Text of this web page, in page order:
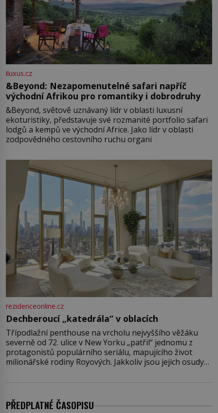
iluxus.cz
&Beyond: Nezapomenutelné safari napříč
východní Afrikou pro romantiky i dobrodruhy
&Beyond, světově uznávaný lídr v oblasti luxusní
ekoturistiky, představuje své rozmanité portfolio safari
lodgů a kempů ve východní Africe. Jako lídr v oblasti
zodpovědného cestovního ruchu organi
rezidenceonline.cz
Dechberoucí „katedrála“ v oblacích
Třípodlažní penthouse na vrcholu nejvyššího věžáku
severně od 72. ulice v New Yorku „patřil“ jednomu z
protagonistů populárního seriálu, mapujícího život
milionářské rodiny Royových. Jakkoliv jsou jejich osudy
jenom jednou z nemovitostí
PŘEDPLATNÉ ČASOPISU